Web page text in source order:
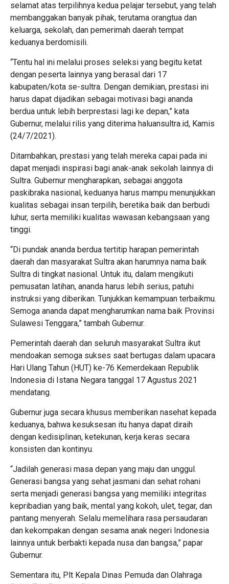
selamat atas terpilihnya kedua pelajar tersebut, yang telah
membanggakan banyak pihak, terutama orangtua dan
keluarga, sekolah, dan pemerimah daerah tempat
keduanya berdomisili.
“Tentu hal ini melalui proses seleksi yang begitu ketat
dengan peserta lainnya yang berasal dari 17
kabupaten/kota se-sultra. Dengan demikian, prestasi ini
harus dapat dijadikan sebagai motivasi bagi ananda
berdua untuk lebih berprestasi lagi ke depan,” kata
Gubernur, melalui rilis yang diterima haluansultra.id, Kamis
(24/7/2021).
Ditambahkan, prestasi yang telah mereka capai pada ini
dapat menjadi inspirasi bagi anak-anak sekolah lainnya di
Sultra. Gubernur mengharapkan, sebagai anggota
paskibraka nasional, keduanya harus mampu menunjukkan
kualitas sebagai insan terpilih, beretika baik dan berbudi
luhur, serta memiliki kualitas wawasan kebangsaan yang
tinggi.
“Di pundak ananda berdua tertitip harapan pemerintah
daerah dan masyarakat Sultra akan harumnya nama baik
Sultra di tingkat nasional. Untuk itu, dalam mengikuti
pemusatan latihan, ananda harus lebih serius, patuhi
instruksi yang diberikan. Tunjukkan kemampuan terbaikmu.
Semoga ananda dapat mengharumkan nama baik Provinsi
Sulawesi Tenggara,” tambah Gubernur.
Pemerintah daerah dan seluruh masyarakat Sultra ikut
mendoakan semoga sukses saat bertugas dalam upacara
Hari Ulang Tahun (HUT) ke-76 Kemerdekaan Republik
Indonesia di Istana Negara tanggal 17 Agustus 2021
mendatang.
Gubernur juga secara khusus memberikan nasehat kepada
keduanya, bahwa kesuksesan itu hanya dapat diraih
dengan kedisiplinan, ketekunan, kerja keras secara
konsisten dan kontinyu.
“Jadilah generasi masa depan yang maju dan unggul.
Generasi bangsa yang sehat jasmani dan sehat rohani
serta menjadi generasi bangsa yang memiliki integritas
kepribadian yang baik, mental yang kokoh, ulet, tegar, dan
pantang menyerah. Selalu memelihara rasa persaudaran
dan kekompakan dengan sesama anak negeri Indonesia
lainnya untuk berbakti kepada nusa dan bangsa,” papar
Gubernur.
Sementara itu, Plt Kepala Dinas Pemuda dan Olahraga